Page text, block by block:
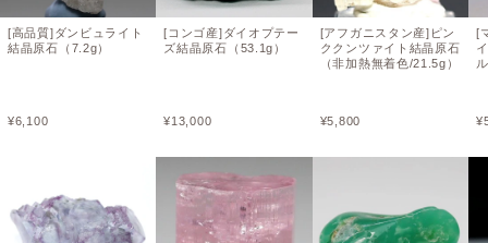
[高品質]ダンビュライト
結晶原石（7.2g）
¥6,100
[コンゴ産]ダイオプテー
ズ結晶原石（53.1g）
¥13,000
[アフガニスタン産]ピン
ククンツァイト結晶原石
（非加熱無着色/21.5g）
¥5,800
[
¥